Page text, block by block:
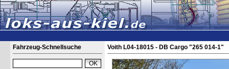
Fahrzeug-Schnellsuche Voith L04-18015 - DB Cargo "265 014-1"